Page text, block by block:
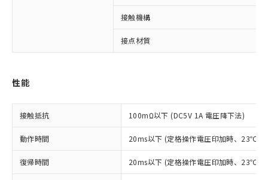
接触機構
接点材質
性能
接触抵抗 100mΩ以下 (DC5V 1A 電圧降下法)
動作時間 20ms以下 (定格操作電圧印加時、23℃、
復帰時間 20ms以下 (定格操作電圧印加時、23℃、
以下の条件をお読みいただき、同意のうえ
ご利用ください。
本サービスは、当社制御機器事業取扱
商品の当社在庫状況および標準価格
(税抜)を提供させていただくもので
対応済み：EU RoHS指令（10物質）の
非含有に対応した製品が提供可能な商品で
非含有に非対応の商品で、対応品を出す予
定はありません。
調査・確認中：EU RoHS指令（10物質）の
非含有の対応状況を調査中または確認中の
商品です。
非該当品：ライセンス料など無形物で、有
※1 中国RoHS○×表
「○」：最大均質材料含有率が中国RoHSの